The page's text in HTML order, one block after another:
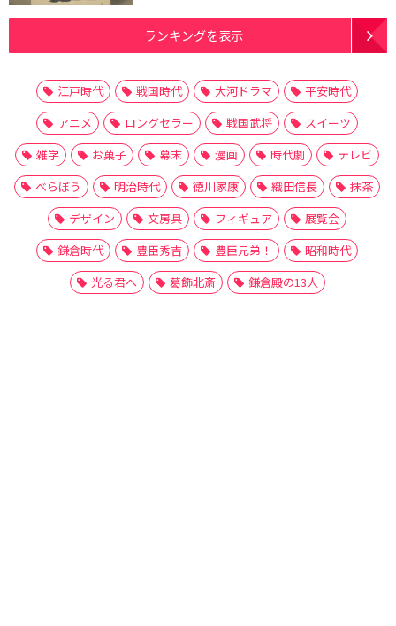
ランキングを表示
江戸時代 戦国時代 大河ドラマ
平安時代
アニメ
ロングセラー 戦国武将
スイーツ
雑学
お菓子 幕末 漫画 時代劇
テレビ
べらぼう
明治時代 徳川家康 織田信長
抹茶
デザイン
文房具 フィギュア
展覧会
鎌倉時代
豊臣秀吉 豊臣兄弟！
昭和時代
光る君へ
葛飾北斎 鎌倉殿の13人